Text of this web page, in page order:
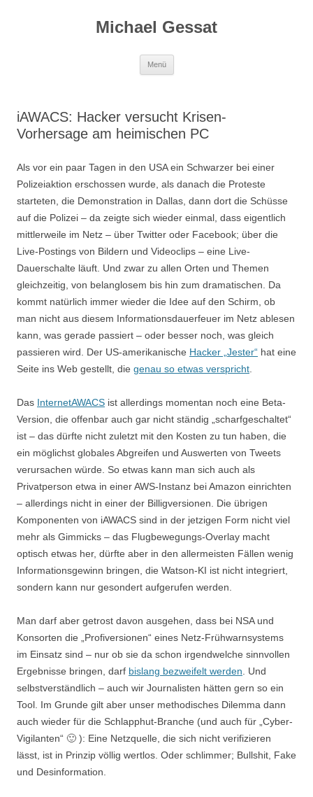
Michael Gessat
Menü
iAWACS: Hacker versucht Krisen-
Vorhersage am heimischen PC
Als vor ein paar Tagen in den USA ein Schwarzer bei einer
Polizeiaktion erschossen wurde, als danach die Proteste
starteten, die Demonstration in Dallas, dann dort die Schüsse
auf die Polizei – da zeigte sich wieder einmal, dass eigentlich
mittlerweile im Netz – über Twitter oder Facebook; über die
Live-Postings von Bildern und Videoclips – eine Live-
Dauerschalte läuft. Und zwar zu allen Orten und Themen
gleichzeitig, von belanglosem bis hin zum dramatischen. Da
kommt natürlich immer wieder die Idee auf den Schirm, ob
man nicht aus diesem Informationsdauerfeuer im Netz ablesen
kann, was gerade passiert – oder besser noch, was gleich
passieren wird. Der US-amerikanische Hacker „Jester“ hat eine
Seite ins Web gestellt, die genau so etwas verspricht
Das InternetAWACS ist allerdings momentan noch eine Beta-
Version, die offenbar auch gar nicht ständig „scharfgeschaltet“
ist – das dürfte nicht zuletzt mit den Kosten zu tun haben, die
ein möglichst globales Abgreifen und Auswerten von Tweets
verursachen würde. So etwas kann man sich auch als
Privatperson etwa in einer AWS-Instanz bei Amazon einrichten
– allerdings nicht in einer der Billigversionen. Die übrigen
Komponenten von iAWACS sind in der jetzigen Form nicht viel
mehr als Gimmicks – das Flugbewegungs-Overlay macht
optisch etwas her, dürfte aber in den allermeisten Fällen wenig
Informationsgewinn bringen, die Watson-KI ist nicht integriert,
sondern kann nur gesondert aufgerufen werden.
Man darf aber getrost davon ausgehen, dass bei NSA und
Konsorten die „Profiversionen“ eines Netz-Frühwarnsystems
im Einsatz sind – nur ob sie da schon irgendwelche sinnvollen
Ergebnisse bringen, darf bislang bezweifelt werden . Und
selbstverständlich – auch wir Journalisten hätten gern so ein
Tool. Im Grunde gilt aber unser methodisches Dilemma dann
auch wieder für die Schlapphut-Branche (und auch für „Cyber-
Vigilanten“ 🙂 ): Eine Netzquelle, die sich nicht verifizieren
lässt, ist in Prinzip völlig wertlos. Oder schlimmer; Bullshit, Fake
und Desinformation.